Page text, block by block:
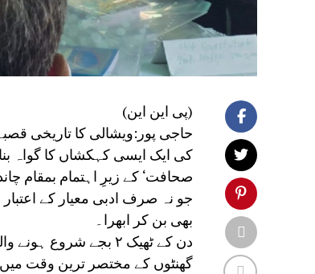
(پی این این)
حاجی پور:ویشالی کا تاریخی
کی ایک ایسی کہکشاں کا گواہ
صحافت‘ کے زیرِ اہتمام بمقام
جو نہ صرف ادبی معیار کے
بھی بن کر ابھرا۔
گھنٹوں کے مختصر ترین وقت میں